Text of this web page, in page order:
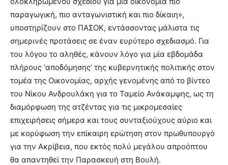
παραγωγική, πιο ανταγωνιστική και πιο δίκαιη»,
υποστηρίζουν στο ΠΑΣΟΚ, εντάσσοντας μάλιστα τις
σημερινές προτάσεις σε έναν ευρύτερο σχεδιασμό. Για
του λόγου το αληθές, κάνουν λόγο για μία εβδομάδα
πλήρους ‘αποδόμησης’ της κυβερνητικής πολιτικής στον
τομέα της Οικονομίας, αρχής γενομένης από το βίντεο
του Νίκου Ανδρουλάκη για το Ταμείο Ανάκαμψης, ως τη
διαμόρφωση της ατζέντας για τις μικρομεσαίες
επιχειρήσεις σήμερα και τους συνταξιούχους αύριο και
με κορύφωση την επίκαιρη ερώτηση στον πρωθυπουργό
για την Ακρίβεια, που εκτός πολύ μεγάλου απροόπτου
θα απαντηθεί την Παρασκευή στη Βουλή.